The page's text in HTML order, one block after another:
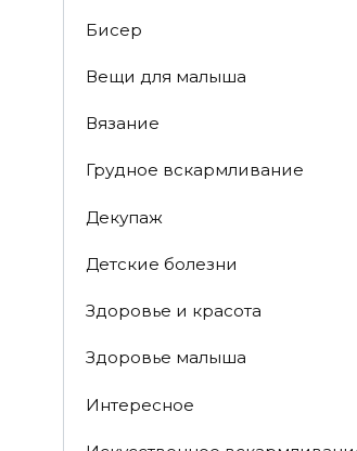
Бисер
Вещи для малыша
Вязание
Грудное вскармливание
Декупаж
Детские болезни
Здоровье и красота
Здоровье малыша
Интересное